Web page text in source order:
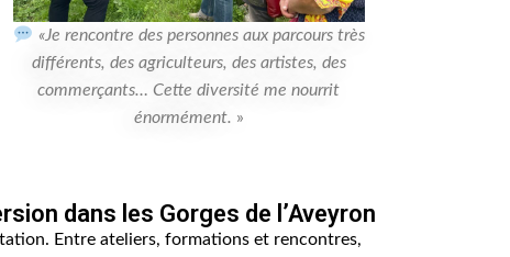
«Je rencontre des personnes aux parcours très
différents, des agriculteurs, des artistes, des
commerçants… Cette diversité me nourrit
énormément. »
dans les Gorges de l’Aveyron
Entre ateliers, formations et rencontres,